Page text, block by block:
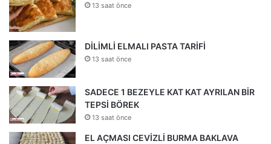
13 saat önce
DİLİMLİ ELMALI PASTA TARİFİ
13 saat önce
SADECE 1 BEZEYLE KAT KAT AYRILAN BİR
TEPSİ BÖREK
13 saat önce
EL AÇMASI CEVİZLİ BURMA BAKLAVA